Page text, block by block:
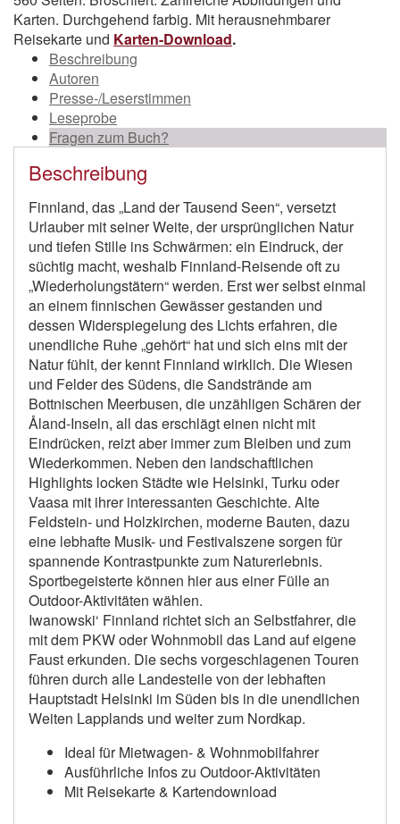
Karten. Durchgehend farbig. Mit herausnehmbarer
Reisekarte und Karten-Download.
Beschreibung
Autoren
Presse-/Leserstimmen
Leseprobe
Fragen zum Buch?
Beschreibung
Finnland, das „Land der Tausend Seen“, versetzt
Urlauber mit seiner Weite, der ursprünglichen Natur
und tiefen Stille ins Schwärmen: ein Eindruck, der
süchtig macht, weshalb Finnland-Reisende oft zu
„Wiederholungstätern“ werden. Erst wer selbst einmal
an einem finnischen Gewässer gestanden und
dessen Widerspiegelung des Lichts erfahren, die
unendliche Ruhe „gehört“ hat und sich eins mit der
Natur fühlt, der kennt Finnland wirklich. Die Wiesen
und Felder des Südens, die Sandstrände am
Bottnischen Meerbusen, die unzähligen Schären der
Åland-Inseln, all das erschlägt einen nicht mit
Eindrücken, reizt aber immer zum Bleiben und zum
Wiederkommen. Neben den landschaftlichen
Highlights locken Städte wie Helsinki, Turku oder
Vaasa mit ihrer interessanten Geschichte. Alte
Feldstein- und Holzkirchen, moderne Bauten, dazu
eine lebhafte Musik- und Festivalszene sorgen für
spannende Kontrastpunkte zum Naturerlebnis.
Sportbegeisterte können hier aus einer Fülle an
Outdoor-Aktivitäten wählen.
Iwanowski‘ Finnland richtet sich an Selbstfahrer, die
mit dem PKW oder Wohnmobil das Land auf eigene
Faust erkunden. Die sechs vorgeschlagenen Touren
führen durch alle Landesteile von der lebhaften
Hauptstadt Helsinki im Süden bis in die unendlichen
Weiten Lapplands und weiter zum Nordkap.
Ideal für Mietwagen- & Wohnmobilfahrer
Ausführliche Infos zu Outdoor-Aktivitäten
Mit Reisekarte & Kartendownload